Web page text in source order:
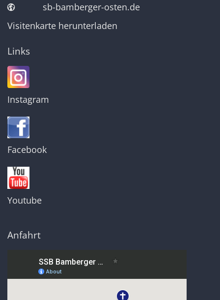
sb-bamberger-osten.de
Visitenkarte herunterladen
Links
Instagram
Facebook
Youtube
Anfahrt